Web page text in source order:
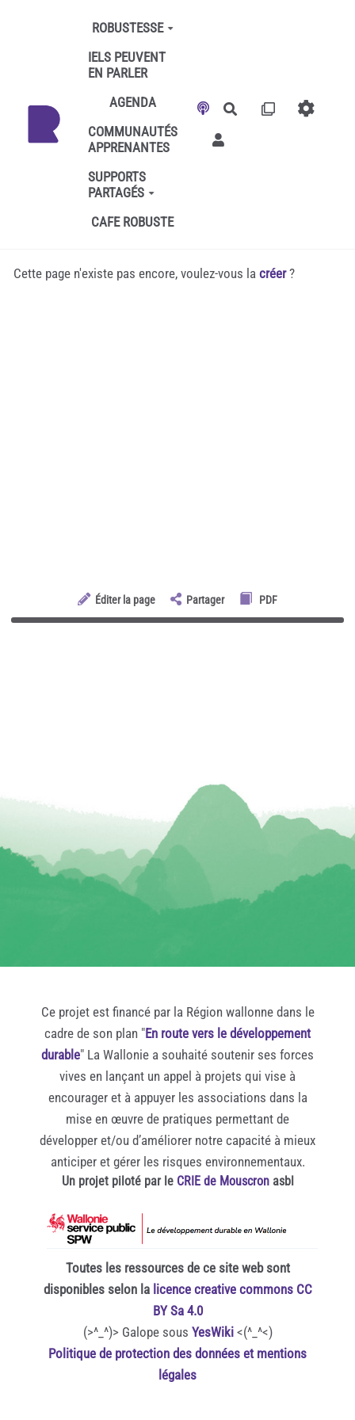
Aller au contenu principal
ROBUSTESSE
IELS PEUVENT
EN PARLER
AGENDA
COMMUNAUTÉS
APPRENANTES
SUPPORTS
PARTAGÉS
CAFE ROBUSTE
Rechercher
Cette page n'existe pas encore, voulez-vous la créer?
Éditer la page Partager PDF
Ce projet est financé par la Région wallonne dans le
cadre de son plan "En route vers le développement
durable" La Wallonie a souhaité soutenir ses forces
vives en lançant un appel à projets qui vise à
encourager et à appuyer les associations dans la
mise en œuvre de pratiques permettant de
développer et/ou d’améliorer notre capacité à mieux
anticiper et gérer les risques environnementaux.
Un projet piloté par le CRIE de Mouscronasbl
Toutes les ressources de ce site web sont
disponibles selon la licence creative commons CC
BY Sa 4.0
(>^_^)> Galope sous YesWiki<(^_^<)
Politique de protection des données et mentions
légales